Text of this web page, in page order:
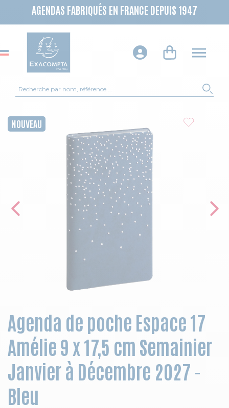
AGENDAS FABRIQUÉS EN FRANCE DEPUIS 1947
Skip to the end of the images gallery
NOUVEAU
Agenda de poche Espace 17
Amélie 9 x 17,5 cm Semainier
Janvier à Décembre 2027 -
Bleu